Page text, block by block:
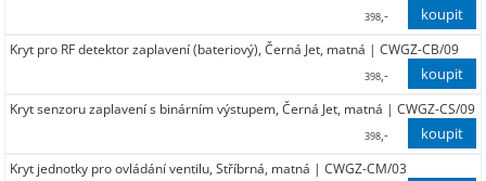
398,-
329,00
Kryt pro RF detektor zaplavení (bateriový), Černá Jet, matná | CWGZ-CB/09
398,-
329,00
Kryt senzoru zaplavení s binárním výstupem, Černá Jet, matná | CWGZ-CS/09
398,-
329,00
Kryt jednotky pro ovládání ventilu, Stříbrná, matná | CWGZ-CM/03